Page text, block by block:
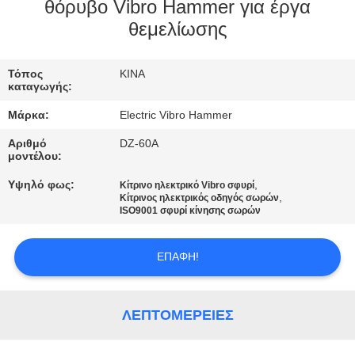
ΕΡΓΟΣΤΑΣΊΩΝ
ΈΛΕΓΧΟΣ
ΜΑΣ
ΕΛΆΤΕ
ΣΕ
ΜΕ
ΕΙΔΉΣΕΙΣ
θόρυβο Vibro Hammer για έργα
θεμελίωσης
Τόπος
καταγωγής:
ΚΙΝΑ
Μάρκα: Electric Vibro Hammer
Αριθμό
μοντέλου:
DZ-60A
Υψηλό φως: Κίτρινο ηλεκτρικό Vibro σφυρί,
Κίτρινος ηλεκτρικός οδηγός σωρών,
ISO9001 σφυρί κίνησης σωρών
ΕΠΑΦΉ!
ΛΕΠΤΟΜΈΡΕΙΕΣ